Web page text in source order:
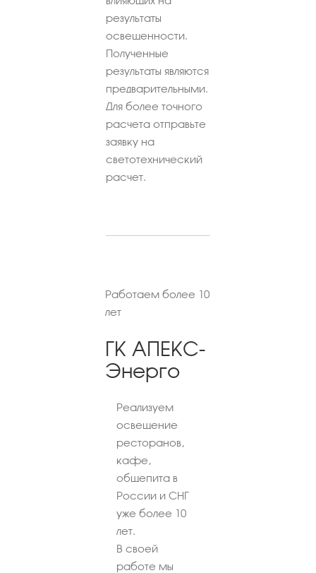
результаты
освещенности.
Полученные
результаты являются
предварительными.
Для более точного
расчета отправьте
заявку на
светотехнический
расчет.
Работаем более 10
лет
ГК АПЕКС-
Энерго
Реализуем
освещение
ресторанов,
кафе,
общепита в
России и СНГ
уже более 10
лет.
В своей
работе мы